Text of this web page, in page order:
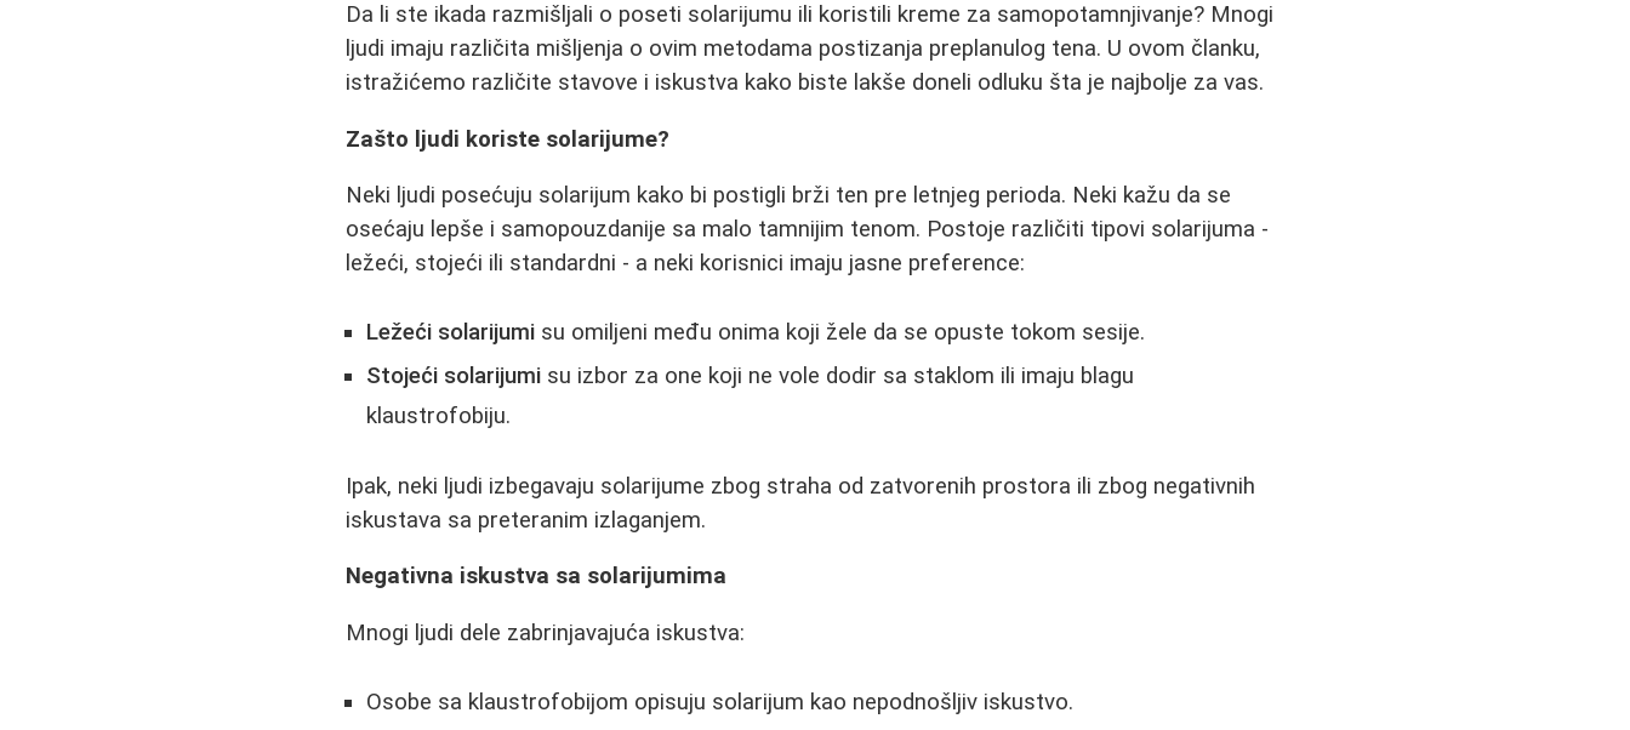
Da li ste ikada razmišljali o poseti solarijumu ili koristili kreme za samopotamnjivanje? Mnogi
ljudi imaju različita mišljenja o ovim metodama postizanja preplanulog tena. U ovom članku,
istražićemo različite stavove i iskustva kako biste lakše doneli odluku šta je najbolje za vas.
Zašto ljudi koriste solarijume?
Neki ljudi posećuju solarijum kako bi postigli brži ten pre letnjeg perioda. Neki kažu da se
osećaju lepše i samopouzdanije sa malo tamnijim tenom. Postoje različiti tipovi solarijuma -
ležeći, stojeći ili standardni - a neki korisnici imaju jasne preference:
Ležeći solarijumi su omiljeni među onima koji žele da se opuste tokom sesije.
Stojeći solarijumi su izbor za one koji ne vole dodir sa staklom ili imaju blagu
klaustrofobiju.
Ipak, neki ljudi izbegavaju solarijume zbog straha od zatvorenih prostora ili zbog negativnih
iskustava sa preteranim izlaganjem.
Negativna iskustva sa solarijumima
Mnogi ljudi dele zabrinjavajuća iskustva:
Osobe sa klaustrofobijom opisuju solarijum kao nepodnošljiv iskustvo.